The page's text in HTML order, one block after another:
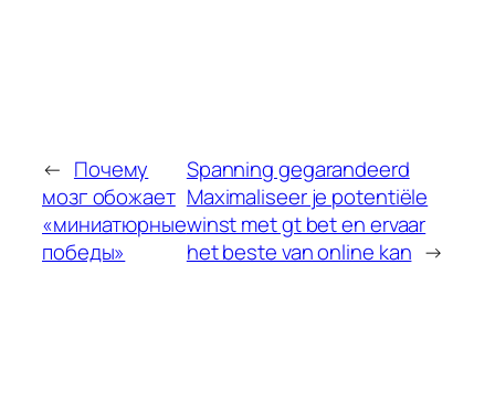
← Почему
мозг обожает
«миниатюрные
победы»
Spanning gegarandeerd
Maximaliseer je potentiële
winst met gt bet en ervaar
het beste van online kan →